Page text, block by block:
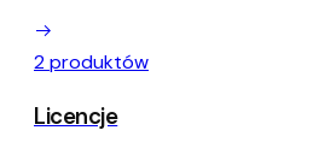
2 produktów
Licencje